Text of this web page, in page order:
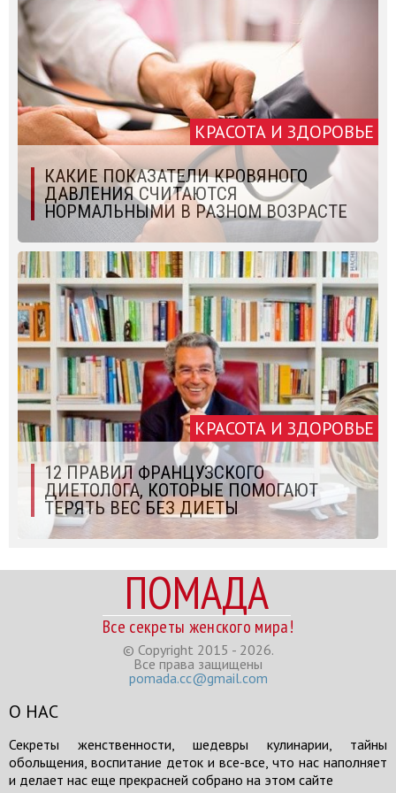
КРАСОТА И ЗДОРОВЬЕ
КАКИЕ ПОКАЗАТЕЛИ КРОВЯНОГО
ДАВЛЕНИЯ СЧИТАЮТСЯ
НОРМАЛЬНЫМИ В РАЗНОМ ВОЗРАСТЕ
КРАСОТА И ЗДОРОВЬЕ
12 ПРАВИЛ ФРАНЦУЗСКОГО
ДИЕТОЛОГА, КОТОРЫЕ ПОМОГАЮТ
ТЕРЯТЬ ВЕС БЕЗ ДИЕТЫ
ПОМАДА
Все секреты женского мира!
© Copyright 2015 - 2026.
Все права защищены
pomada.cc@gmail.com
О НАС
Секреты женственности, шедевры кулинарии, тайны
обольщения, воспитание деток и все-все, что нас наполняет
и делает нас еще прекрасней собрано на этом сайте